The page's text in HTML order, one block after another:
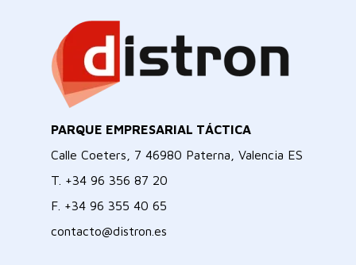
PARQUE EMPRESARIAL TÁCTICA
Calle Coeters, 7 46980 Paterna, Valencia ES
T. +34 96 356 87 20
F. +34 96 355 40 65
contacto@distron.es